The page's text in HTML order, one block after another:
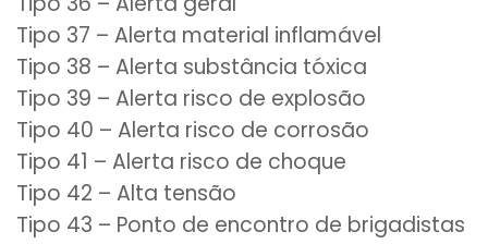
Tipo 37 – Alerta material inflamável
Tipo 38 – Alerta substância tóxica
Tipo 39 – Alerta risco de explosão
Tipo 40 – Alerta risco de corrosão
Tipo 41 – Alerta risco de choque
Tipo 42 – Alta tensão
Tipo 43 – Ponto de encontro de brigadistas